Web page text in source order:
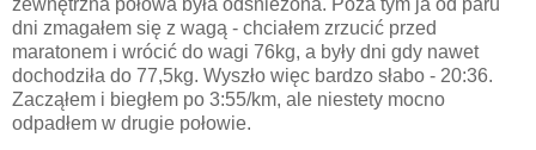
zewnętrzna połowa była odśnieżona. Poza tym ja od paru
dni zmagałem się z wagą - chciałem zrzucić przed
maratonem i wrócić do wagi 76kg, a były dni gdy nawet
dochodziła do 77,5kg. Wyszło więc bardzo słabo - 20:36.
Zacząłem i biegłem po 3:55/km, ale niestety mocno
odpadłem w drugie połowie.